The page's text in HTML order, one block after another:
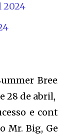
2024
28 de abril,
e
Mr. Big,